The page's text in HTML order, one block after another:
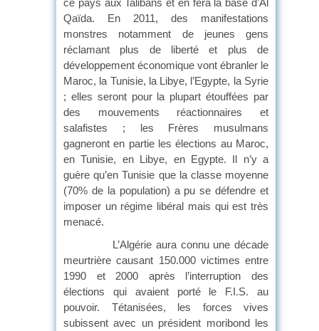
ce pays aux Talibans et en fera la base d’Al
Qaïda. En 2011, des manifestations
monstres notamment de jeunes gens
réclamant plus de liberté et plus de
développement économique vont ébranler le
Maroc, la Tunisie, la Libye, l’Egypte, la Syrie
; elles seront pour la plupart étouffées par
des mouvements réactionnaires et
salafistes ; les Frères musulmans
gagneront en partie les élections au Maroc,
en Tunisie, en Libye, en Egypte. Il n’y a
guère qu’en Tunisie que la classe moyenne
(70% de la population) a pu se défendre et
imposer un régime libéral mais qui est très
menacé.
L’Algérie aura connu une décade
meurtrière causant 150.000 victimes entre
1990 et 2000 après l’interruption des
élections qui avaient porté le F.I.S. au
pouvoir. Tétanisées, les forces vives
subissent avec un président moribond les